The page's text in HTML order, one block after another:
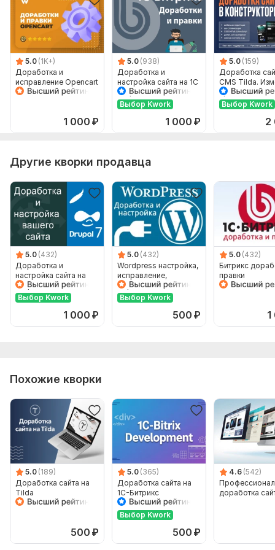
точное ТЗ (список задач),
доступ по FTP,
если есть панель управления - доступ обязателен.
доступ в панель управления хостингом (очень
редко).
Joomla,1С Битрикс,Drupal,
Самописная
Язык разработки:
PHP
Интерфейс на JavaScript: Да
Фреймворк JavaScript: Без фреймворка,jQuery
Используется CSS:
Да
Фреймворк CSS: Без фреймворка,Bootstrap,
Foundation,
Skeleton,
База данных:
Предусмотрена
Тип БД: MySQL
Объем услуги в кворке: До 10 строк кода
5.0 (1K+)
Доработка и
исправление Opencart
1 000 ₽
5.0 (938)
Доработка и
настройка сайта на 1С
Битрикс, любые
правки, недорого
Выбор Kwork
1 000 ₽
5.0 (159)
Доработка
CMS Tilda.
правка сайта
Выбор Kwork
2
Другие кворки продавца
5.0 (432)
Доработка и
настройка сайта на
Drupal 7
Выбор Kwork
1 000 ₽
5.0 (432)
Wordpress настройка,
исправление,
доработка
Выбор Kwork
500 ₽
5.0 (432)
Битрикс
правки
Похожие кворки
5.0 (189)
Доработка сайта на
Tilda
500 ₽
5.0 (365)
Доработка сайта на
1С-Битрикс
Выбор Kwork
500 ₽
4.6 (542)
доработка